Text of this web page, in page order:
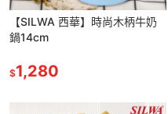
【SILWA 西華】時尚木柄牛奶
鍋14cm
$1,280